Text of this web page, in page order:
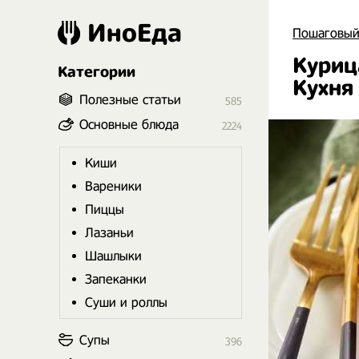
Кухня
ИноЕда
Категории
Полезные статьи 585
Основные блюда 2224
Киши
Вареники
Пиццы
Лазаньи
Шашлыки
Запеканки
Суши и роллы
Супы 396